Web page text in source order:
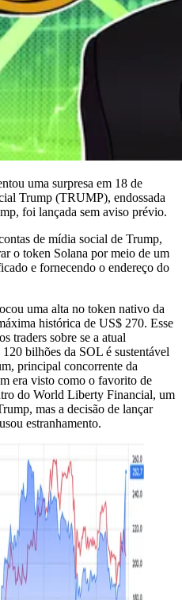
uma surpresa em 18 de
Trump (TRUMP), endossada
foi lançada sem aviso prévio.
de mídia social de Trump,
o token Solana por meio de um
e fornecendo o endereço do
uma alta no token nativo da
histórica de US$ 270. Esse
traders sobre se a atual
bilhões da SOL é sustentável
principal concorrente da
era visto como o favorito de
do World Liberty Financial, um
mas a decisão de lançar
estranhamento.